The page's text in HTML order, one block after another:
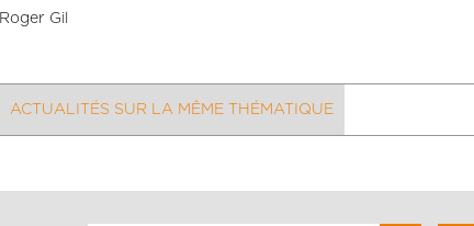
Roger Gil
ACTUALITÉS SUR LA MÊME THÉMATIQUE